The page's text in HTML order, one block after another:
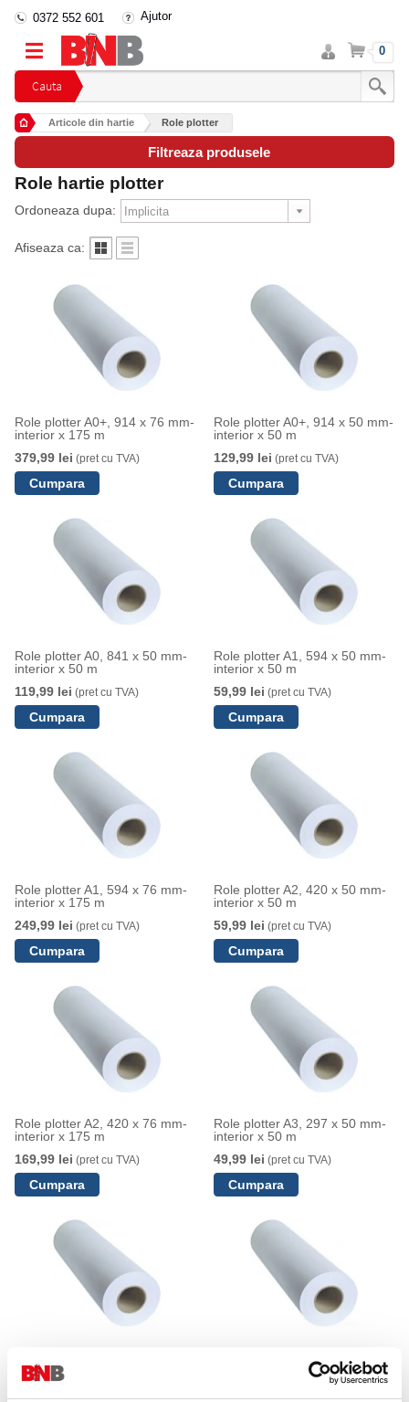
Cauta
0372 552 601 Ajutor
Intra
in
cont
Cos 0
Articole din hartie Role plotter
Filtreaza produsele
Role hartie plotter
Ordoneaza dupa:
Afiseaza ca:
Role plotter A0+, 914 x 76 mm-
interior x 175 m
379,99 lei (pret cu TVA)
Role plotter A0+, 914 x 50 mm-
interior x 50 m
129,99 lei (pret cu TVA)
Role plotter A0, 841 x 50 mm-
interior x 50 m
119,99 lei (pret cu TVA)
Role plotter A1, 594 x 50 mm-
interior x 50 m
59,99 lei (pret cu TVA)
Role plotter A1, 594 x 76 mm-
interior x 175 m
249,99 lei (pret cu TVA)
Role plotter A2, 420 x 50 mm-
interior x 50 m
59,99 lei (pret cu TVA)
Role plotter A2, 420 x 76 mm-
interior x 175 m
169,99 lei (pret cu TVA)
Role plotter A3, 297 x 50 mm-
interior x 50 m
49,99 lei (pret cu TVA)
interior x 175 m
x 175 m pentru plotter